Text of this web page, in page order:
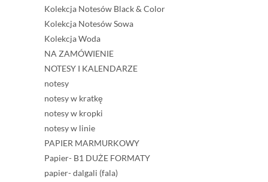
Kolekcja Notesów Black & Color
Kolekcja Notesów Sowa
Kolekcja Woda
NA ZAMÓWIENIE
NOTESY I KALENDARZE
notesy
notesy w kratkę
notesy w kropki
notesy w linie
PAPIER MARMURKOWY
Papier- B1 DUŻE FORMATY
papier- dalgali (fala)